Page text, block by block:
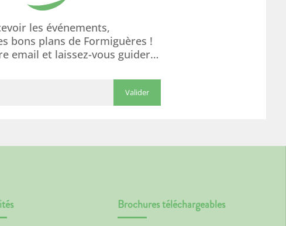
les événements,
bons plans de Formiguères !
email et laissez-vous guider…
Brochures téléchargeables